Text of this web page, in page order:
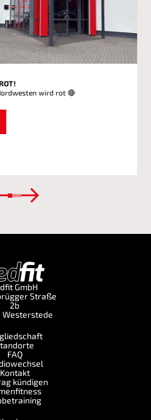
wird rot 🔴
GmbH
Straße
2b
Westerstede
FAQ
Kontakt
kündigen